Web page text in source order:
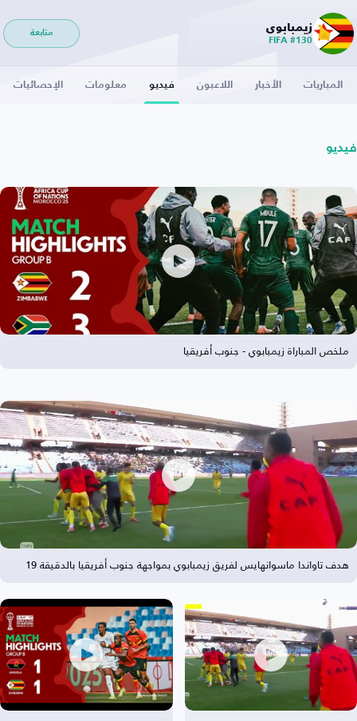
زيمبابوي
FIFA #130
متابعة
المباريات الأخبار اللاعبون فيديو معلومات الإحصائيات
فيديو
ملخص المباراة زيمبابوي - جنوب أفريقيا
هدف تاواندا ماسوانهايس لفريق زيمبابوي بمواجهة جنوب أفريقيا بالدقيقة 19